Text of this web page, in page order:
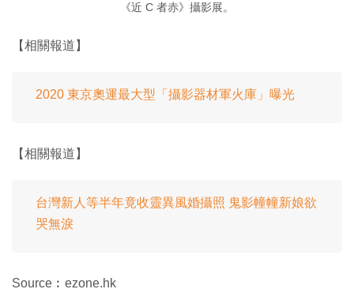
《近 C 者赤》攝影展。
【相關報道】
2020 東京奧運最大型「攝影器材軍火庫」曝光
【相關報道】
台灣新人等半年竟收靈異風婚攝照 鬼影幢幢新娘欲
哭無淚
Source︰ezone.hk